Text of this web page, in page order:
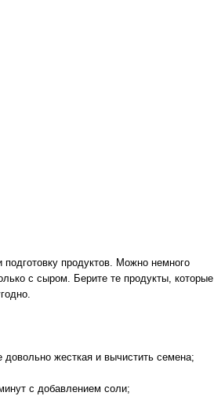
продуктов. Можно немного
с сыром. Берите те продукты, которые
жесткая и вычистить семена;
с добавлением соли;